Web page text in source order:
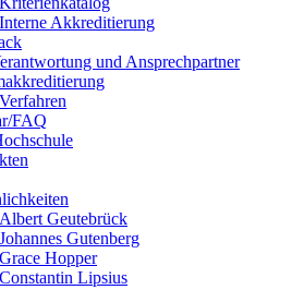
Interne Akkreditierung
und Ansprechpartner
Verfahren
FAQ
Albert Geutebrück
Johannes Gutenberg
Grace Hopper
Constantin Lipsius